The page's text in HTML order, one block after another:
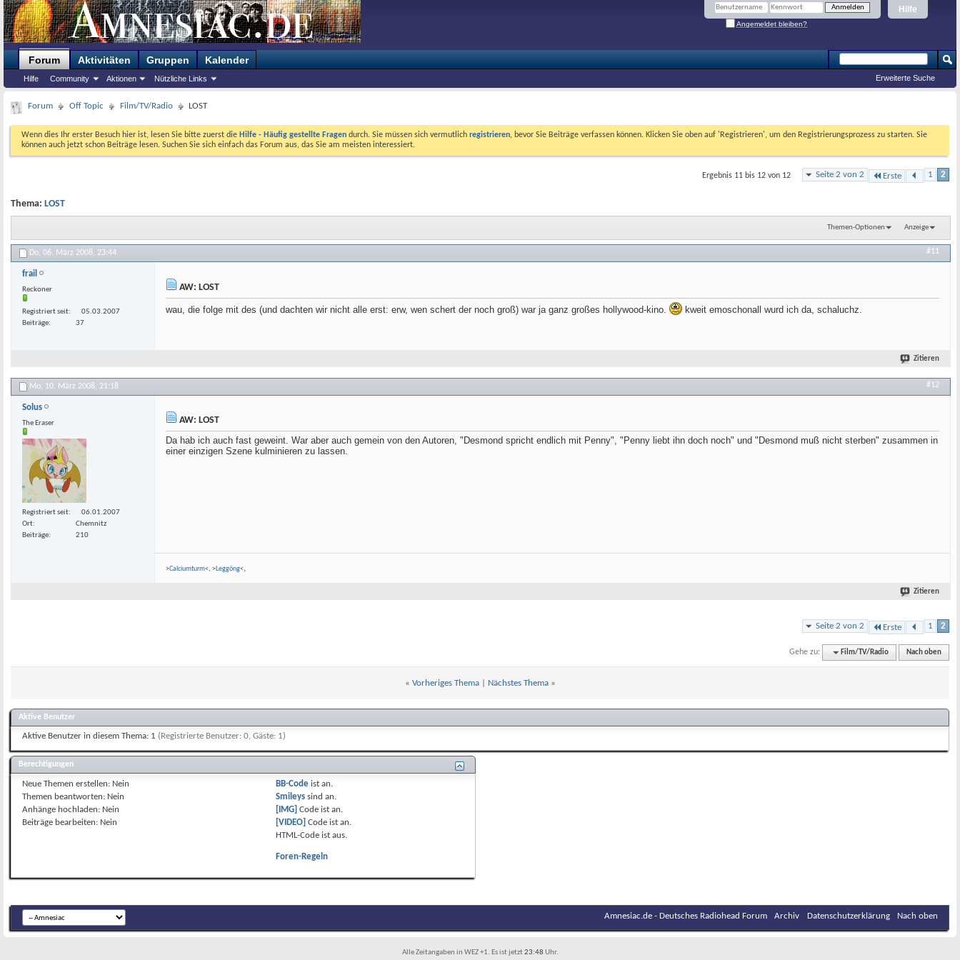
Hilfe
Angemeldet bleiben?
Forum
Hilfe Community Aktionen Nützliche Links
Aktivitäten Gruppen Kalender
Erweiterte Suche
Forum Off Topic Film/TV/Radio LOST
Wenn dies Ihr erster Besuch hier ist, lesen Sie bitte zuerst die Hilfe - Häufig gestellte Fragen durch. Sie müssen sich vermutlich registrieren, bevor Sie Beiträge verfassen können. Klicken Sie oben auf 'Registrieren', um den Registrierungsprozess zu starten. Sie
können auch jetzt schon Beiträge lesen. Suchen Sie sich einfach das Forum aus, das Sie am meisten interessiert.
Seite 2 von 2 Erste 1 2
Ergebnis 11 bis 12 von 12
Thema: LOST
Themen-Optionen Anzeige
Do, 06. März 2008, 23:44 #11
frail
Reckoner
Registriert seit
05.03.2007
Beiträge
37
AW: LOST
wau, die folge mit des (und dachten wir nicht alle erst: erw, wen schert der noch groß) war ja ganz großes hollywood-kino. kweit emoschonall wurd ich da, schaluchz.
Zitieren
Mo, 10. März 2008, 21:18 #12
Solus
The Eraser
Registriert seit
06.01.2007
Ort
Chemnitz
Beiträge
210
AW: LOST
Da hab ich auch fast geweint. War aber auch gemein von den Autoren, "Desmond spricht endlich mit Penny", "Penny liebt ihn doch noch" und "Desmond muß nicht sterben" zusammen in
einer einzigen Szene kulminieren zu lassen.
>Calciumturm<, >Leggöng<,
Zitieren
Seite 2 von 2 Erste 1 2
Gehe zu: Film/TV/Radio Nach oben
« Vorheriges Thema| Nächstes Thema »
Aktive Benutzer
Aktive Benutzer in diesem Thema: 1 (Registrierte Benutzer: 0, Gäste: 1)
Berechtigungen
Neue Themen erstellen: Nein
Themen beantworten: Nein
Anhänge hochladen: Nein
Beiträge bearbeiten: Nein
BB-Code istan.
Smileys sindan.
[IMG] Code istan.
[VIDEO] Code istan.
HTML-Code istaus.
Foren-Regeln
Amnesiac.de - Deutsches Radiohead Forum Archiv Datenschutzerklärung Nach oben
Alle Zeitangaben in WEZ +1. Es ist jetzt23:48 Uhr.